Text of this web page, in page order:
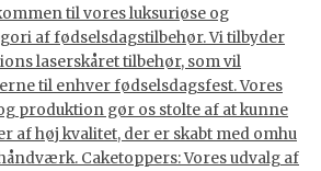
til vores luksuriøse og
af fødselsdagstilbehør. Vi tilbyder
laserskåret tilbehør, som vil
til enhver fødselsdagsfest. Vores
produktion gør os stolte af at kunne
af høj kvalitet, der er skabt med omhu
Caketoppers: Vores udvalg af